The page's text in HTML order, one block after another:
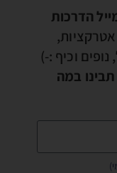
הדרכות
אטרקציות,
וכיף :-)
תבינו במה